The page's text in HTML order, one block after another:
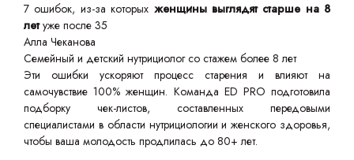
7 ошибок, из-за которых женщины выглядят старше на 8
летуже после 35
Алла Чеканова
Семейный и детский нутрициолог со стажем более 8 лет
Эти ошибки ускоряют процесс старения и влияют на
самочувствие 100% женщин. Команда ED PRO подготовила
подборку чек-листов, составленных передовыми
специалистами в области нутрициологии и женского здоровья,
чтобы ваша молодость продлилась до 80+ лет.